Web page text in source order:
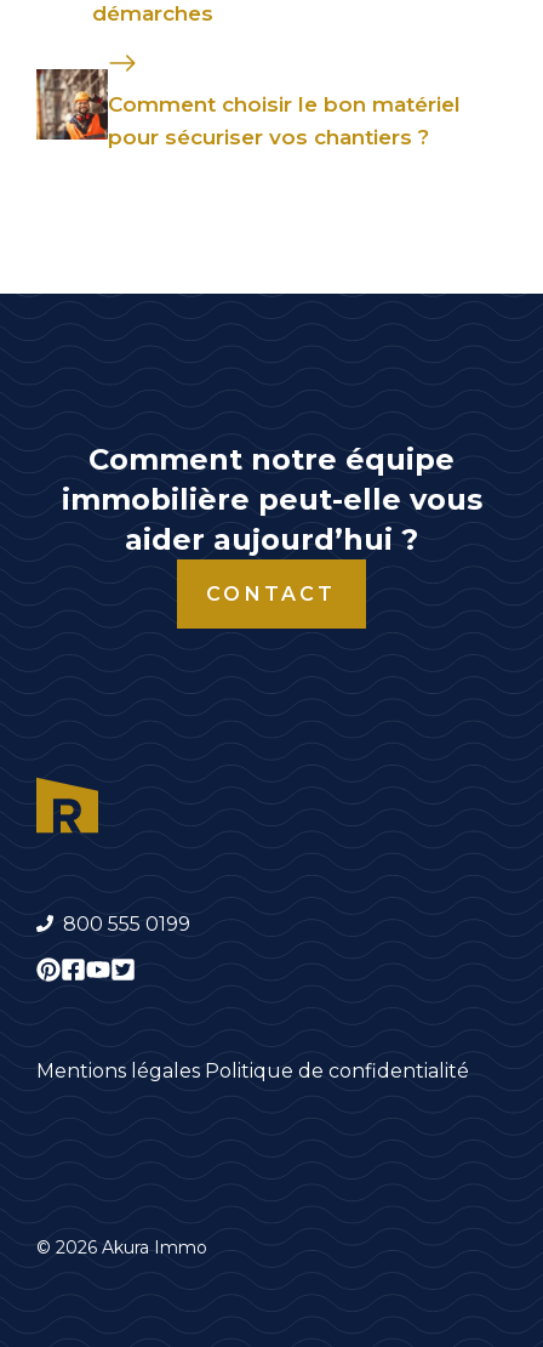
démarches
Comment choisir le bon matériel
pour sécuriser vos chantiers ?
Comment notre équipe
immobilière peut-elle vous
aider aujourd’hui ?
CONTACT
800 555 0199
Mentions légales Politique de confidentialité
© 2026 Akura Immo